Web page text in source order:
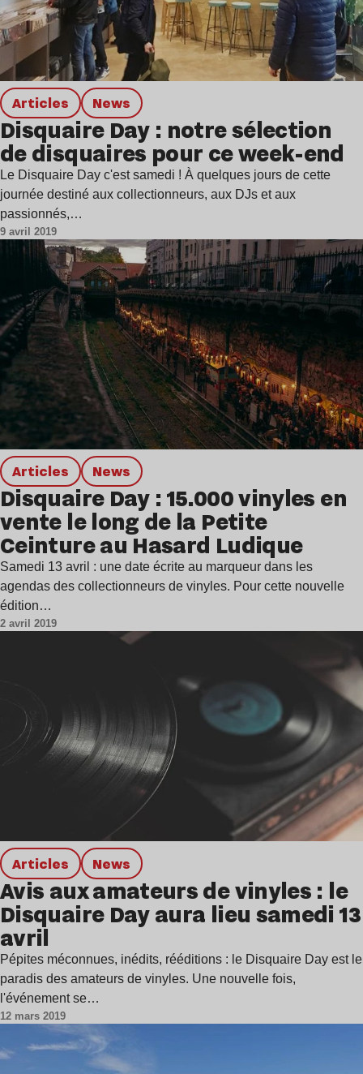
Articles news
Disquaire Day : notre sélection
de disquaires pour ce week-end
Le Disquaire Day c'est samedi ! À quelques jours de cette
journée destiné aux collectionneurs, aux DJs et aux
passionnés,…
9 avril 2019
Articles news
Disquaire Day : 15.000 vinyles en
vente le long de la Petite
Ceinture au Hasard Ludique
Samedi 13 avril : une date écrite au marqueur dans les
agendas des collectionneurs de vinyles. Pour cette nouvelle
édition…
2 avril 2019
Articles news
Avis aux amateurs de vinyles : le
Disquaire Day aura lieu samedi 13
avril
Pépites méconnues, inédits, rééditions : le Disquaire Day est le
paradis des amateurs de vinyles. Une nouvelle fois,
l'événement se…
12 mars 2019